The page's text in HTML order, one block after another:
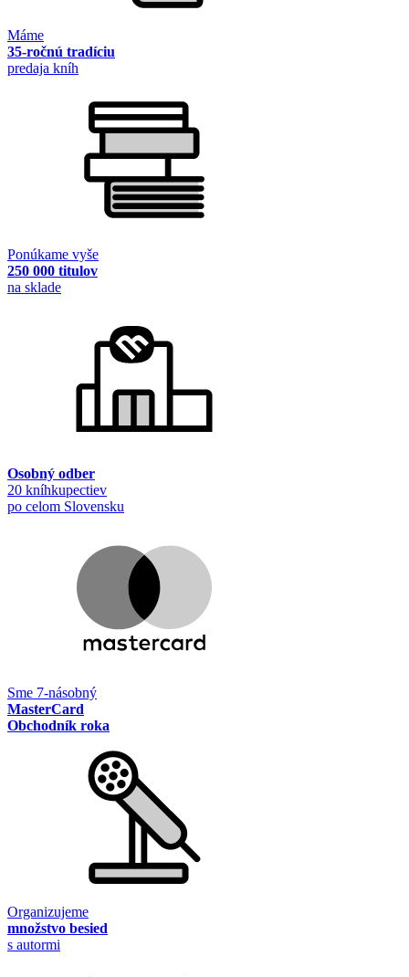
Máme
35-ročnú tradíciu
predaja kníh
Ponúkame vyše
250 000 titulov
na sklade
Osobný odber
20 kníhkupectiev
po celom Slovensku
Sme 7-násobný
MasterCard
Obchodník roka
Organizujeme
množstvo besied
s autormi